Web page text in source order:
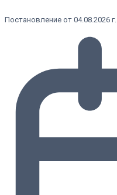
Постановление от 04.08.2026